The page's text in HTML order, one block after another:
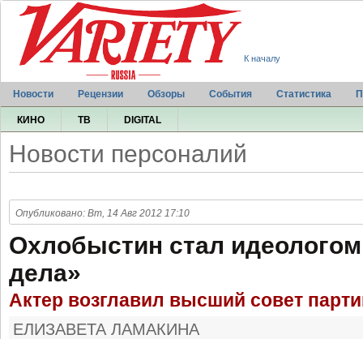
К началу
Новости Рецензии Обзоры События Статистика
КИНО ТВ DIGITAL
Новости персоналий
Опубликовано: Вт, 14 Авг 2012 17:10
Охлобыстин стал
дела»
Актер возглавил высший совет
ЕЛИЗАВЕТА ЛАМАКИНА